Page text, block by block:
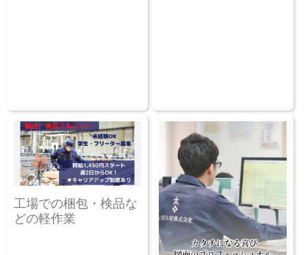
工場での梱包・検品な
どの軽作業